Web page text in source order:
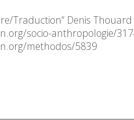
Traduction“ Denis Thouard
socio-anthropologie/
methodos/5839